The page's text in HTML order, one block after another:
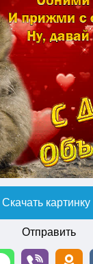
Скачать картинку
Отправить